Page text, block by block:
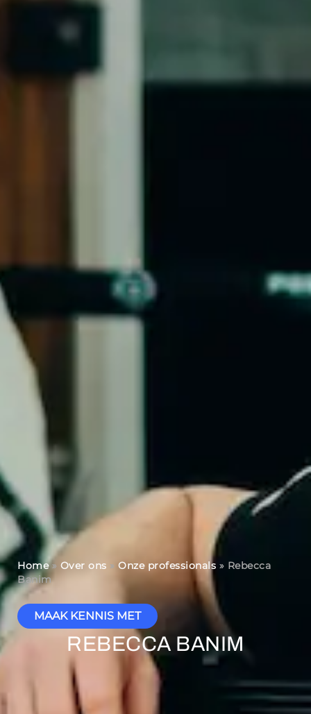
Home» Over ons » Onze professionals » Rebecca
Banim
MAAK KENNIS MET
REBECCA BANIM